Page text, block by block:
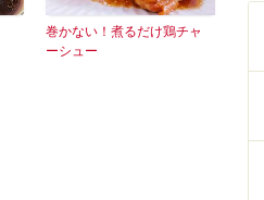
巻かない！煮るだけ鶏チャ
ーシュー